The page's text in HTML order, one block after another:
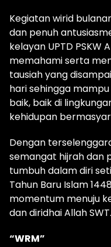
Kegiatan wirid
dan penuh
kelayan UPTD PSKW
memahami serta
tausiah yang
hari sehingga
baik, baik di
kehidupan
Dengan
semangat hijrah dan
tumbuh dalam diri
Tahun Baru Islam
momentum menuju
dan diridhai Allah SWT.
“WRM”